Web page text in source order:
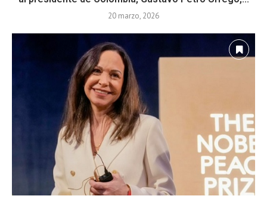
20 marzo, 2026